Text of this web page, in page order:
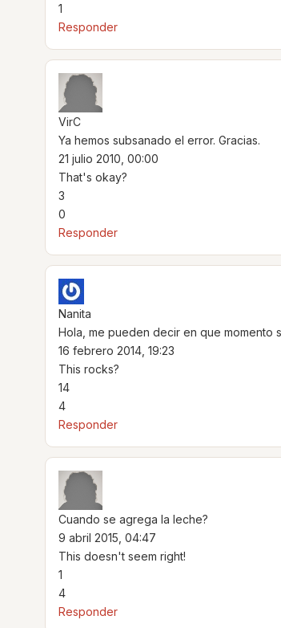
1
Responder
VirC
Ya hemos subsanado el error. Gracias.
21 julio 2010, 00:00
That's okay?
3
0
Responder
Nanita
Hola, me pueden decir en que momento
16 febrero 2014, 19:23
This rocks?
14
4
Responder
Cuando se agrega la leche?
9 abril 2015, 04:47
This doesn't seem right!
1
4
Responder